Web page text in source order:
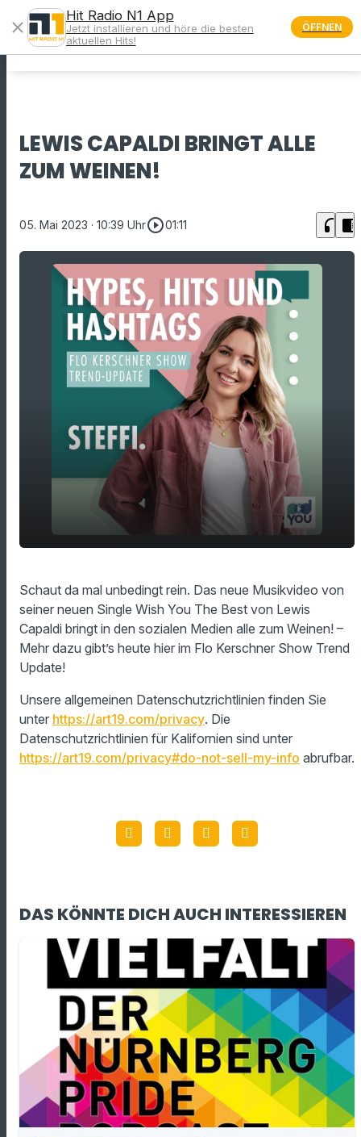
menu
LEWIS CAPALDI BRINGT ALLE
ZUM WEINEN!
05. Mai 2023 · 10:39 Uhrplay_circle_outline01:11 headphones chrome_reader_mode
play_arrow
00:00 01:11
Schaut da mal unbedingt rein. Das neue Musikvideo von
seiner neuen Single Wish You The Best von Lewis
Capaldi bringt in den sozialen Medien alle zum Weinen! –
Mehr dazu gibt’s heute hier im Flo Kerschner Show Trend
Update!
Unsere allgemeinen Datenschutzrichtlinien finden Sie
unter https://art19.com/privacy. Die
Datenschutzrichtlinien für Kalifornien sind unter
https://art19.com/privacy#do-not-sell-my-info abrufbar.
DAS KÖNNTE DICH AUCH INTERESSIEREN
close
Hit Radio N1 App
Jetzt installieren und höre die besten
aktuellen Hits!
ÖFFNEN